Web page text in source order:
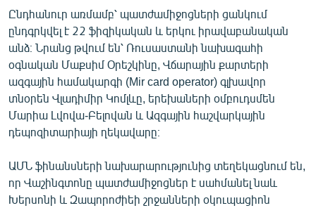
ՁԳՏԵԼՈՎ ԼԱՎԱԳՈՒՅՆԻՆ
ՓՈԴՔԱՍԹ
Հայերեն
English
Русский
ՀԵՏԵՎԵՔ ՄԵԶ
Ընդհանուր առմամբ՝ պատժամիջոցների ցանկում
ընդգրկվել է 22 ֆիզիկական և երկու իրավաբանական
անձ։ Նրանց թվում են՝ Ռուսաստանի նախագահի
օգնական Մաքսիմ Օրեշկինը, Վճարային քարտերի
ազգային համակարգի (Mir card operator) գլխավոր
տնօրեն Վլադիմիր Կոմլևը, երեխաների օմբուդսմեն
Մարիա Լվովա-Բելովան և Ազգային հաշվարկային
դեպոզիտարիայի ղեկավարը։
ԱՄՆ ֆինանսների նախարարությունից տեղեկացնում են,
որ Վաշինգտոնը պատժամիջոցներ է սահմանել նաև
Խերսոնի և Զապորոժիեի շրջանների օկուպացիոն